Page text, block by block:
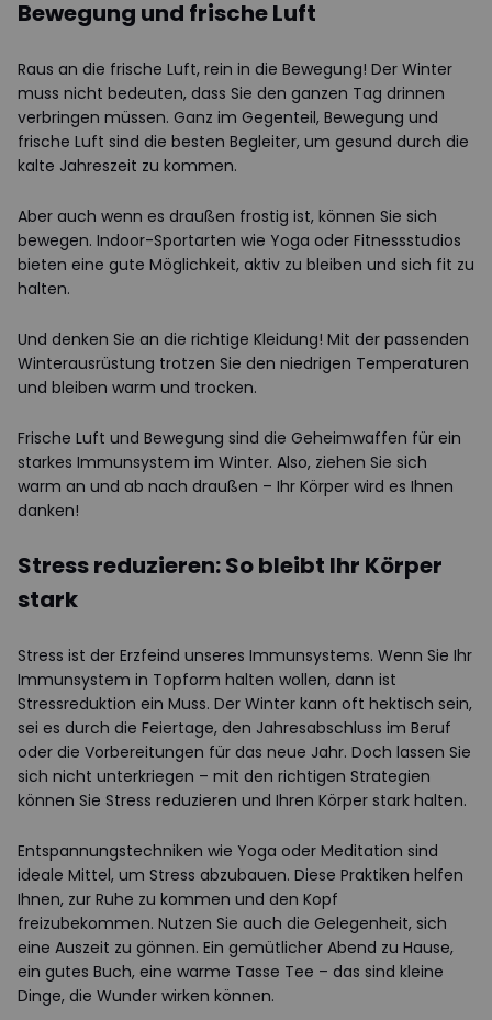
Bewegung und frische Luft
Raus an die frische Luft, rein in die Bewegung! Der Winter
muss nicht bedeuten, dass Sie den ganzen Tag drinnen
verbringen müssen. Ganz im Gegenteil, Bewegung und
frische Luft sind die besten Begleiter, um gesund durch die
kalte Jahreszeit zu kommen.
Aber auch wenn es draußen frostig ist, können Sie sich
bewegen. Indoor-Sportarten wie Yoga oder Fitnessstudios
bieten eine gute Möglichkeit, aktiv zu bleiben und sich fit zu
halten.
Und denken Sie an die richtige Kleidung! Mit der passenden
Winterausrüstung trotzen Sie den niedrigen Temperaturen
und bleiben warm und trocken.
Frische Luft und Bewegung sind die Geheimwaffen für ein
starkes Immunsystem im Winter. Also, ziehen Sie sich
warm an und ab nach draußen – Ihr Körper wird es Ihnen
danken!
Stress reduzieren: So bleibt Ihr Körper
stark
Stress ist der Erzfeind unseres Immunsystems. Wenn Sie Ihr
Immunsystem in Topform halten wollen, dann ist
Stressreduktion ein Muss. Der Winter kann oft hektisch sein,
sei es durch die Feiertage, den Jahresabschluss im Beruf
oder die Vorbereitungen für das neue Jahr. Doch lassen Sie
sich nicht unterkriegen – mit den richtigen Strategien
können Sie Stress reduzieren und Ihren Körper stark halten.
Entspannungstechniken wie Yoga oder Meditation sind
ideale Mittel, um Stress abzubauen. Diese Praktiken helfen
Ihnen, zur Ruhe zu kommen und den Kopf
freizubekommen. Nutzen Sie auch die Gelegenheit, sich
eine Auszeit zu gönnen. Ein gemütlicher Abend zu Hause,
ein gutes Buch, eine warme Tasse Tee – das sind kleine
Dinge, die Wunder wirken können.